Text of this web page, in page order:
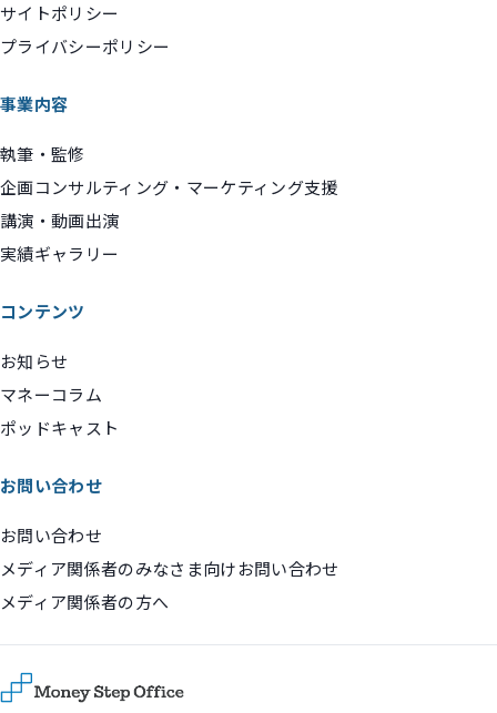
サイトポリシー
プライバシーポリシー
事業内容
執筆・監修
企画コンサルティング・マーケティング支援
講演・動画出演
実績ギャラリー
コンテンツ
お知らせ
マネーコラム
ポッドキャスト
お問い合わせ
お問い合わせ
メディア関係者のみなさま向けお問い合わせ
メディア関係者の方へ